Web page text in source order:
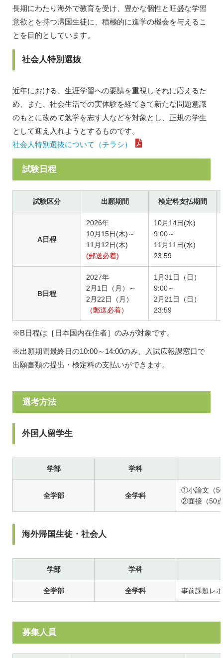
長期にわたり海外で教育を受け、豊かな個性と旺盛な学習
意欲とを持つ帰国生徒に、積極的に進学の機会を与えるこ
とを目的としています。
社会人特別選抜
近年における、生涯学習への要請を重視しそれに応えるた
め、また、社会生活での実体験を経てきて新たな問題意識
のもとに改めて勉学を志す人などを対象とし、正規の学生
として迎え入れようとするものです。
社会人特別選抜について（チラシ）
試験日程
試験区分 出願期間 検定料支払期間
A日程
2026年
10月15日(木)～
11月12日(木)
(郵送必着)
10月14日(水)
9:00～
11月11日(水)
23:59
B日程
2027年
2月1日（月）～
2月22日（月）
（郵送必着）
1月31日（日）
9:00～
2月21日（日）
23:59
※B日程は［日本国内在住者］のみが対象です。
※出願期間最終日の10:00～14:00のみ、入試広報課窓口で
出願書類の提出・検定料の支払いができます。
選考方法
外国人留学生
学部 学科
全学部 全学科
①小論文（
②面接（50
海外帰国生徒・社会人
学部 学科
全学部 全学科 事前課題レ
募集人員